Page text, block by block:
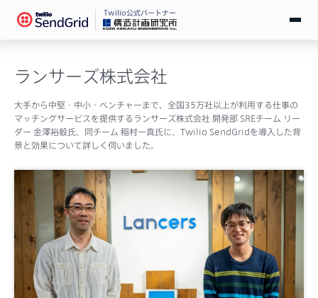
Twilio公式パートナー
SendGridとは
導入事例
お役立ち情報
ドキュメント
ランサーズ株式会社
大手から中堅・中小・ベンチャーまで、全国35万社以上が利用する仕事の
マッチングサービスを提供するランサーズ株式会社 開発部 SREチーム リー
ダー 金澤裕毅氏、同チーム 稲村一真氏に、Twilio SendGridを導入した背
景と効果について詳しく伺いました。